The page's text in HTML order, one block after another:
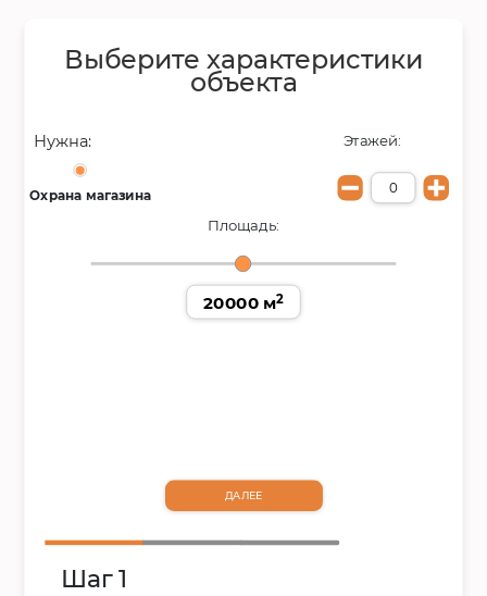
Выберите характеристики
объекта
Нужна:
Охрана магазина
Этажей:
Площадь:
20000 м2
ДАЛЕЕ
Шаг 1